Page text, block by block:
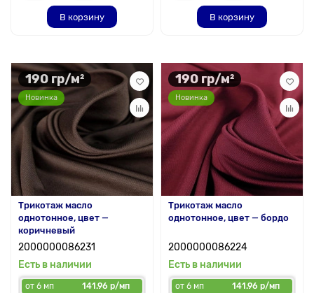
В корзину В корзину
190 гр/м²
Новинка
Трикотаж масло
однотонное, цвет —
коричневый
2000000086231
Есть в наличии
от 6 мп
141.96 р/мп
190 гр/м²
Новинка
Трикотаж масло
однотонное, цвет — бордо
2000000086224
Есть в наличии
от 6 мп
141.96 р/мп